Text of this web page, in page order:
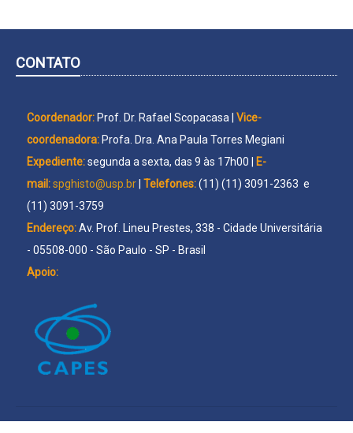
CONTATO
Coordenador: Prof. Dr. Rafael Scopacasa | Vice-
coordenadora: Profa. Dra. Ana Paula Torres Megiani
Expediente:segunda a sexta, das 9 às 17h00 |
E-
mail:spghisto@usp.br Telefones:(11) (11) 3091-2363 e
(11) 3091-3759
Endereço:Av. Prof. Lineu Prestes, 338 - Cidade Universitária
- 05508-000 - São Paulo - SP - Brasil
Apoio: